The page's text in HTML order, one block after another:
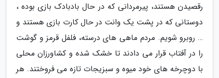
رقصیدن هستند، پیرمردانی که در حال بادبادک بازی بوده ،
دوستانی که در پشت یک وانت در حال کارت بازی هستند و
… روبرو شویم. مردم ماهی های درسته، فلفل قرمز و گوشت
را در آفتاب قرار می دادند تا خشک شده و کشاورزان محلی
با دوچرخه های خود میوه و سبزیجات تازه می فروختند. هر